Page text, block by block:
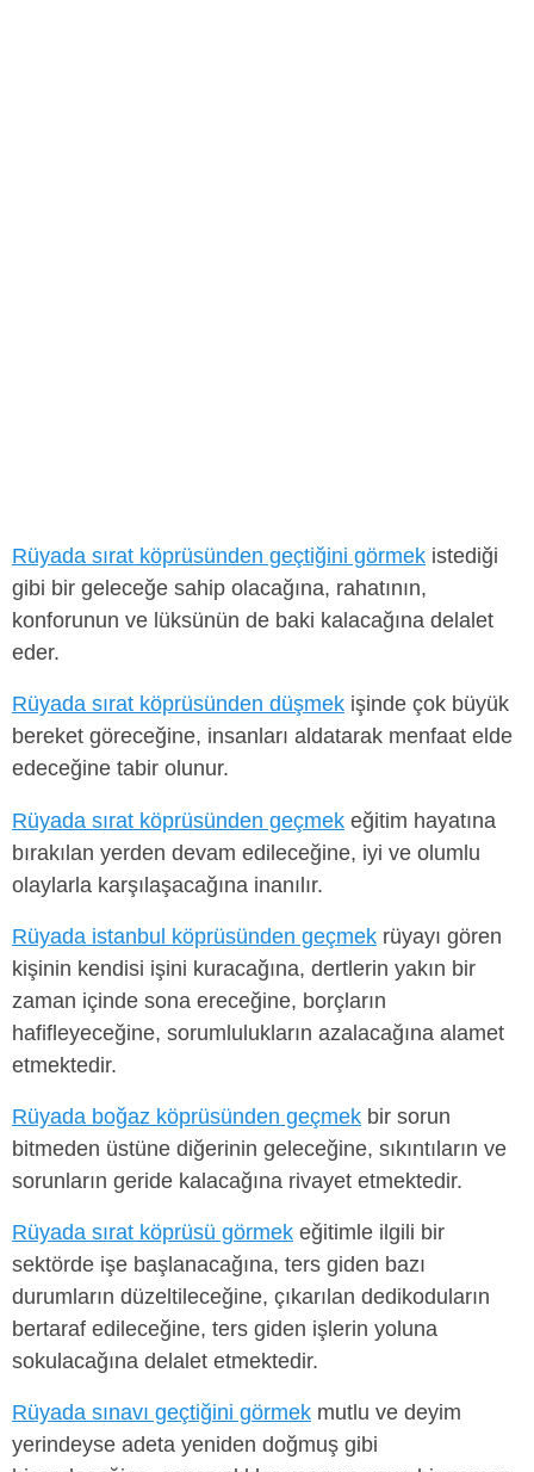
Rüyada sırat köprüsünden geçtiğini görmek istediği
gibi bir geleceğe sahip olacağına, rahatının,
konforunun ve lüksünün de baki kalacağına delalet
eder.
Rüyada sırat köprüsünden düşmek işinde çok büyük
bereket göreceğine, insanları aldatarak menfaat elde
edeceğine tabir olunur.
Rüyada sırat köprüsünden geçmek eğitim hayatına
bırakılan yerden devam edileceğine, iyi ve olumlu
olaylarla karşılaşacağına inanılır.
Rüyada istanbul köprüsünden geçmek rüyayı gören
kişinin kendisi işini kuracağına, dertlerin yakın bir
zaman içinde sona ereceğine, borçların
hafifleyeceğine, sorumlulukların azalacağına alamet
etmektedir.
Rüyada boğaz köprüsünden geçmek bir sorun
bitmeden üstüne diğerinin geleceğine, sıkıntıların ve
sorunların geride kalacağına rivayet etmektedir.
Rüyada sırat köprüsü görmek eğitimle ilgili bir
sektörde işe başlanacağına, ters giden bazı
durumların düzeltileceğine, çıkarılan dedikoduların
bertaraf edileceğine, ters giden işlerin yoluna
sokulacağına delalet etmektedir.
Rüyada sınavı geçtiğini görmek mutlu ve deyim
yerindeyse adeta yeniden doğmuş gibi